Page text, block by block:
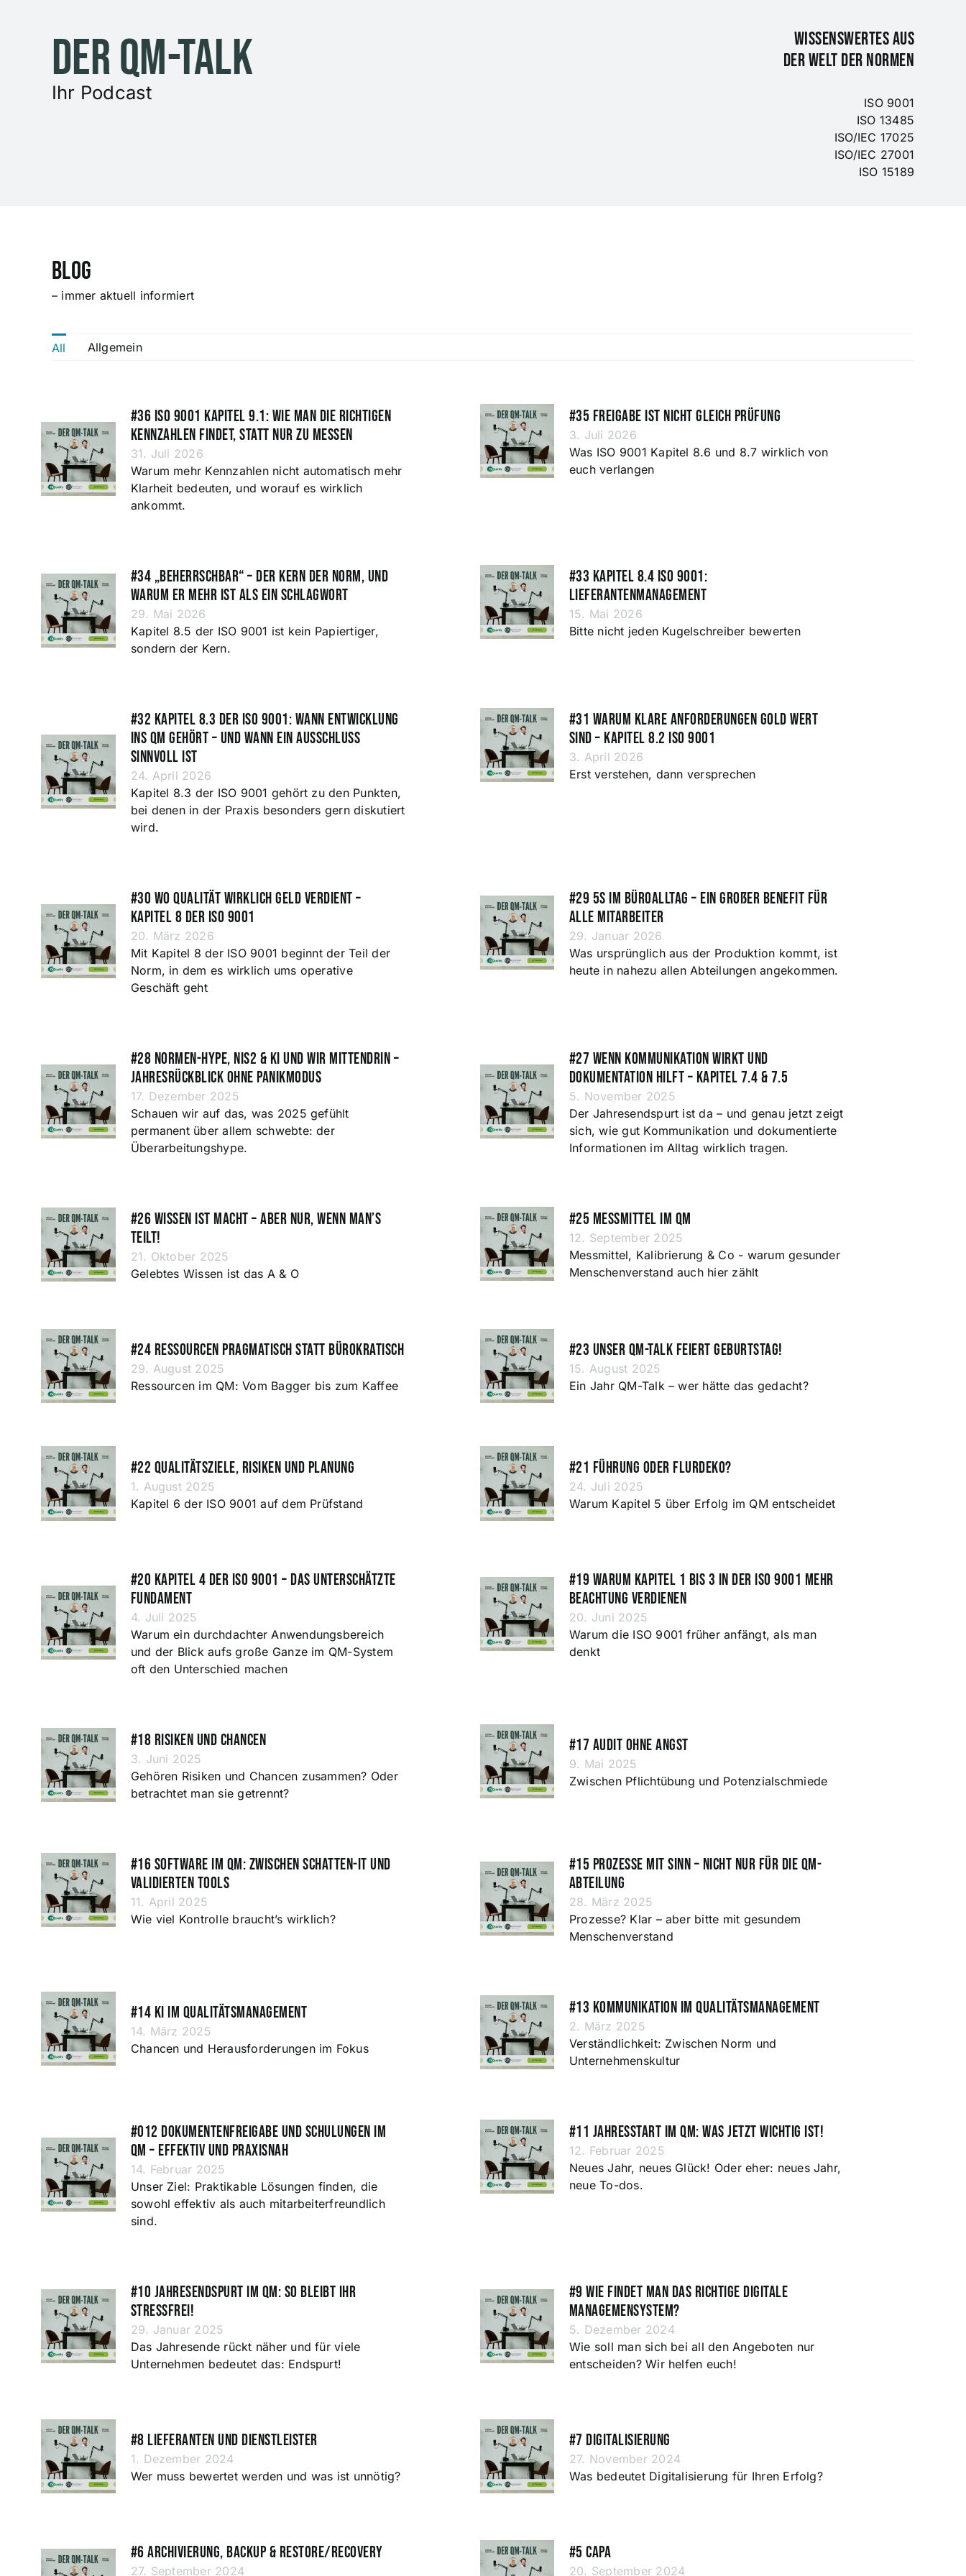
Der QM-Talk
Ihr Podcast
WISSENSWERTES AUS
DER WELT DER NORMEN
ISO 9001
ISO 13485
ISO/IEC 17025
ISO/IEC 27001
ISO 15189
BLOG
– immer aktuell informiert
All Allgemein
#36 ISO 9001 Kapitel 9.1: Wie man die richtigen
Kennzahlen findet, statt nur zu messen
31. Juli 2026
Warum mehr Kennzahlen nicht automatisch mehr
Klarheit bedeuten, und worauf es wirklich
ankommt.
#35 Freigabe ist nicht gleich Prüfung
3. Juli 2026
Was ISO 9001 Kapitel 8.6 und 8.7 wirklich von
euch verlangen
#34 „Beherrschbar“ – der Kern der Norm, und
warum er mehr ist als ein Schlagwort
29. Mai 2026
Kapitel 8.5 der ISO 9001 ist kein Papiertiger,
sondern der Kern.
#33 Kapitel 8.4 ISO 9001:
Lieferantenmanagement
15. Mai 2026
Bitte nicht jeden Kugelschreiber bewerten
#32 Kapitel 8.3 der ISO 9001: Wann Entwicklung
ins QM gehört – und wann ein Ausschluss
sinnvoll ist
24. April 2026
Kapitel 8.3 der ISO 9001 gehört zu den Punkten,
bei denen in der Praxis besonders gern diskutiert
wird.
#31 Warum klare Anforderungen Gold wert
sind – Kapitel 8.2 ISO 9001
3. April 2026
Erst verstehen, dann versprechen
#30 Wo Qualität wirklich Geld verdient –
Kapitel 8 der ISO 9001
20. März 2026
Mit Kapitel 8 der ISO 9001 beginnt der Teil der
Norm, in dem es wirklich ums operative
Geschäft geht
#29 5S im Büroalltag – ein großer Benefit für
alle Mitarbeiter
29. Januar 2026
Was ursprünglich aus der Produktion kommt, ist
heute in nahezu allen Abteilungen angekommen.
#28 Normen-Hype, NIS2 & KI und wir mittendrin –
Jahresrückblick ohne Panikmodus
17. Dezember 2025
Schauen wir auf das, was 2025 gefühlt
permanent über allem schwebte: der
Überarbeitungshype.
#27 Wenn Kommunikation wirkt und
Dokumentation hilft – Kapitel 7.4 & 7.5
5. November 2025
Der Jahresendspurt ist da – und genau jetzt zeigt
sich, wie gut Kommunikation und dokumentierte
Informationen im Alltag wirklich tragen.
#26 Wissen ist Macht – aber nur, wenn man’s
teilt!
21. Oktober 2025
Gelebtes Wissen ist das A & O
#25 Messmittel im QM
12. September 2025
Messmittel, Kalibrierung & Co - warum gesunder
Menschenverstand auch hier zählt
#24 Ressourcen pragmatisch statt bürokratisch
29. August 2025
Ressourcen im QM: Vom Bagger bis zum Kaffee
#23 Unser QM-Talk feiert Geburtstag!
15. August 2025
Ein Jahr QM-Talk – wer hätte das gedacht?
#22 Qualitätsziele, Risiken und Planung
1. August 2025
Kapitel 6 der ISO 9001 auf dem Prüfstand
#21 Führung oder Flurdeko?
24. Juli 2025
Warum Kapitel 5 über Erfolg im QM entscheidet
#20 Kapitel 4 der ISO 9001 – das unterschätzte
Fundament
4. Juli 2025
Warum ein durchdachter Anwendungsbereich
und der Blick aufs große Ganze im QM-System
oft den Unterschied machen
#19 Warum Kapitel 1 bis 3 in der ISO 9001 mehr
Beachtung verdienen
20. Juni 2025
Warum die ISO 9001 früher anfängt, als man
denkt
#18 Risiken und Chancen
3. Juni 2025
Gehören Risiken und Chancen zusammen? Oder
betrachtet man sie getrennt?
#17 Audit ohne Angst
9. Mai 2025
Zwischen Pflichtübung und Potenzialschmiede
#16 Software im QM: Zwischen Schatten-IT und
validierten Tools
11. April 2025
Wie viel Kontrolle braucht’s wirklich?
#15 Prozesse mit Sinn – nicht nur für die QM-
Abteilung
28. März 2025
Prozesse? Klar – aber bitte mit gesundem
Menschenverstand
#14 KI im Qualitätsmanagement
14. März 2025
Chancen und Herausforderungen im Fokus
#13 Kommunikation im Qualitätsmanagement
2. März 2025
Verständlichkeit: Zwischen Norm und
Unternehmenskultur
#012 Dokumentenfreigabe und Schulungen im
QM – Effektiv und praxisnah
14. Februar 2025
Unser Ziel: Praktikable Lösungen finden, die
sowohl effektiv als auch mitarbeiterfreundlich
sind.
#11 Jahresstart im QM: Was jetzt wichtig ist!
12. Februar 2025
Neues Jahr, neues Glück! Oder eher: neues Jahr,
neue To-dos.
#10 Jahresendspurt im QM: So bleibt ihr
stressfrei!
29. Januar 2025
Das Jahresende rückt näher und für viele
Unternehmen bedeutet das: Endspurt!
#9 Wie findet man das richtige digitale
Managemensystem?
5. Dezember 2024
Wie soll man sich bei all den Angeboten nur
entscheiden? Wir helfen euch!
#8 Lieferanten und Dienstleister
1. Dezember 2024
Wer muss bewertet werden und was ist unnötig?
#7 Digitalisierung
27. November 2024
Was bedeutet Digitalisierung für Ihren Erfolg?
#6 Archivierung, Backup & Restore/Recovery
27. September 2024
#5 CAPA
20. September 2024